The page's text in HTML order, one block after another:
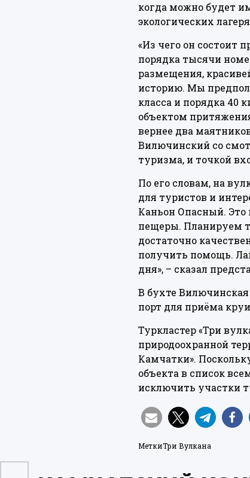
когда можно будет
экологических
«Из чего он состоит
порядка тысячи
размещения,
историю. Мы
класса и порядка 40
объектом
вернее два
Вилючинский со
туризма, и точкой
По его словам, на
для туристов и
Каньон Опасный. Это
пещеры. Планируем
достаточно
получить помощь.
дня», – сказал
В бухте Вилючинская
порт для приёма
Туркластер «Три
природоохранной
Камчатки».
объекта в список
исключить участки
МеткиТри Вулкана